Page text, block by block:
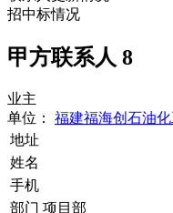
招中标情况
甲方联系人 8
业主
单位： 福建福海创石油化
地址
姓名
手机
部门 项目部